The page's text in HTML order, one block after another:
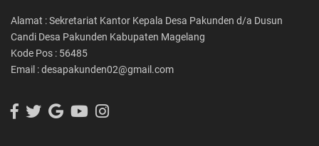
Alamat : Sekretariat Kantor Kepala Desa Pakunden d/a Dusun
Candi Desa Pakunden Kabupaten Magelang
Kode Pos : 56485
Email : desapakunden02@gmail.com